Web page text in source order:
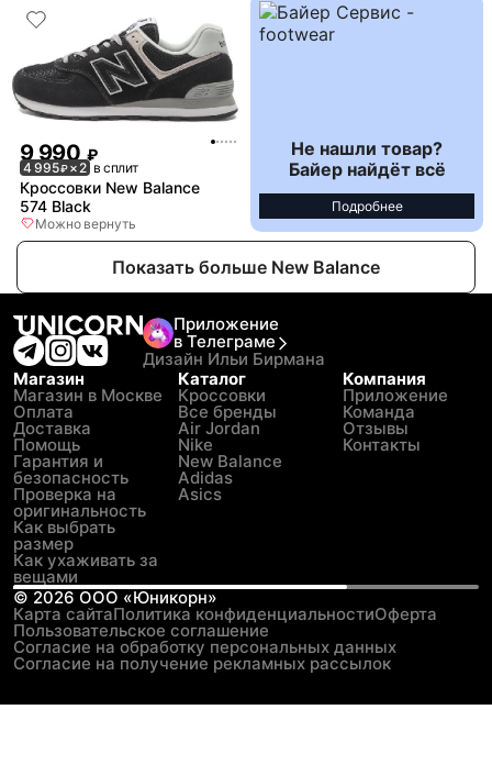
9 990 ₽
4 995₽× 2 в сплит
Кроссовки New Balance
574 Black
Можно вернуть
Не нашли товар?
Байер найдёт всё
Подробнее
Показать больше New Balance
Приложение
в Телеграме
Дизайн Ильи Бирмана
Магазин
Магазин в Москве
Оплата
Доставка
Помощь
Гарантия и
безопасность
Проверка на
оригинальность
Как выбрать
размер
Как ухаживать за
вещами
Каталог
Кроссовки
Все бренды
Air Jordan
Nike
New Balance
Adidas
Asics
Компания
Приложение
Команда
Отзывы
Контакты
© 2026 ООО «Юникорн»
Карта сайтаПолитика конфиденциальностиОферта
Пользовательское соглашение
Согласие на обработку персональных данных
Согласие на получение рекламных рассылок